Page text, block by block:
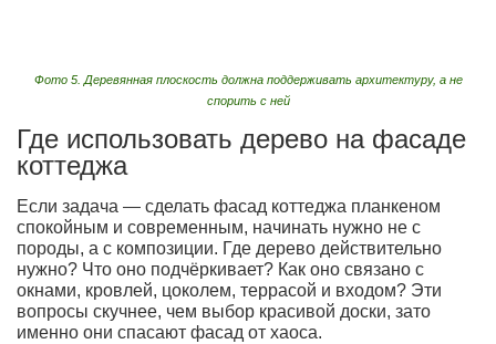
Фото 5. Деревянная плоскость должна поддерживать архитектуру, а не
спорить с ней
Где использовать дерево на фасаде
коттеджа
Если задача — сделать фасад коттеджа планкеном
спокойным и современным, начинать нужно не с
породы, а с композиции. Где дерево действительно
нужно? Что оно подчёркивает? Как оно связано с
окнами, кровлей, цоколем, террасой и входом? Эти
вопросы скучнее, чем выбор красивой доски, зато
именно они спасают фасад от хаоса.